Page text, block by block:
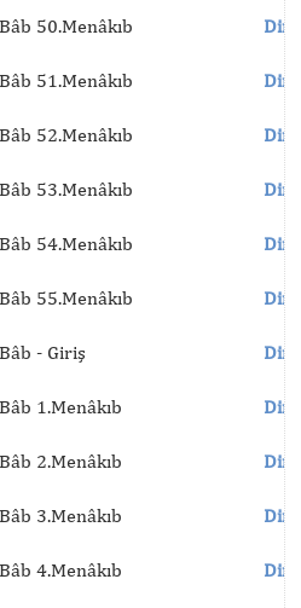
50.Menâkıb
51.Menâkıb
52.Menâkıb
53.Menâkıb
54.Menâkıb
55.Menâkıb
- Giriş
1.Menâkıb
2.Menâkıb
3.Menâkıb
4.Menâkıb